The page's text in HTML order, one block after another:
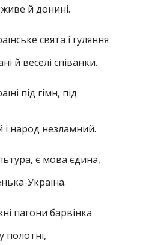
й донині.
свята і гуляння
й веселі співанки.
під гімн, під
і народ незламний.
є мова єдина,
Україна.
пагони барвінка
полотні,